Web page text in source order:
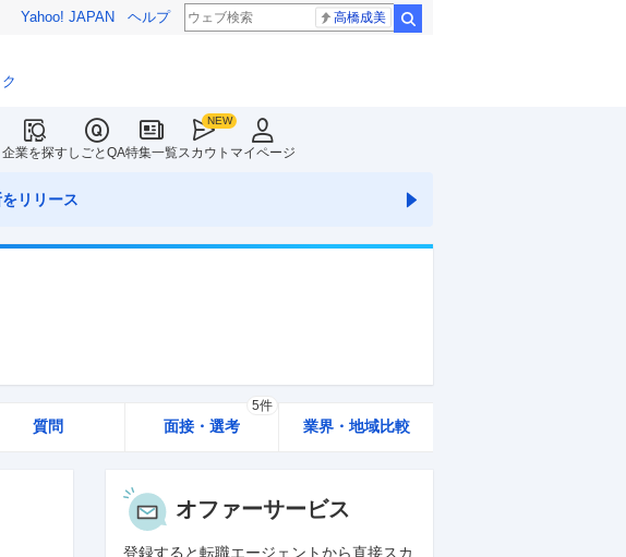
Yahoo! JAPAN ヘルプ 高橋成美
企業を探すしごとQA特集一覧スカウト マイページ
リリース
質問 面接・選考
5件
業界・地域比較
オファーサービス
登録すると転職エージェントから直接スカ